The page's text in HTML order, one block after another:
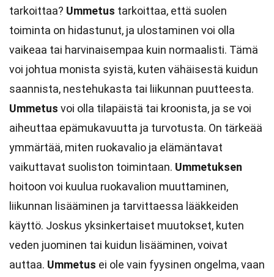
tarkoittaa? Ummetus tarkoittaa, että suolen
toiminta on hidastunut, ja ulostaminen voi olla
vaikeaa tai harvinaisempaa kuin normaalisti. Tämä
voi johtua monista syistä, kuten vähäisestä kuidun
saannista, nestehukasta tai liikunnan puutteesta.
Ummetus voi olla tilapäistä tai kroonista, ja se voi
aiheuttaa epämukavuutta ja turvotusta. On tärkeää
ymmärtää, miten ruokavalio ja elämäntavat
vaikuttavat suoliston toimintaan. Ummetuksen
hoitoon voi kuulua ruokavalion muuttaminen,
liikunnan lisääminen ja tarvittaessa lääkkeiden
käyttö. Joskus yksinkertaiset muutokset, kuten
veden juominen tai kuidun lisääminen, voivat
auttaa. Ummetus ei ole vain fyysinen ongelma, vaan